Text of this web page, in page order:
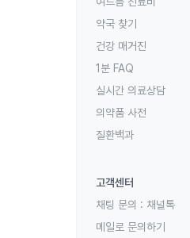
약국 찾기
건강 매거진
1분 FAQ
실시간 의료상담
의약품 사전
질환백과
고객센터
채팅 문의 : 채널톡
메일로 문의하기